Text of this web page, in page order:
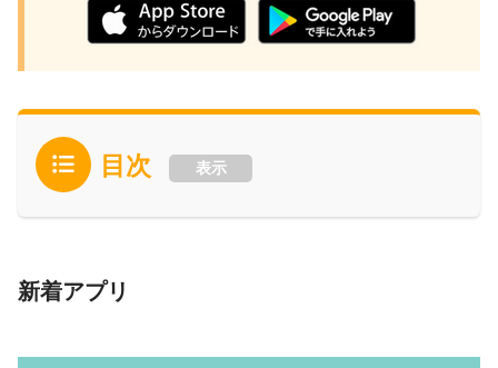
目次 表示
新着アプリ